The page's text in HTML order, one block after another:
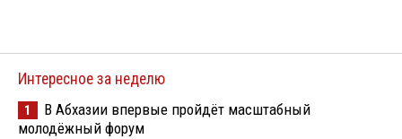
Интересное за неделю
1
В Абхазии впервые пройдёт масштабный
молодёжный форум